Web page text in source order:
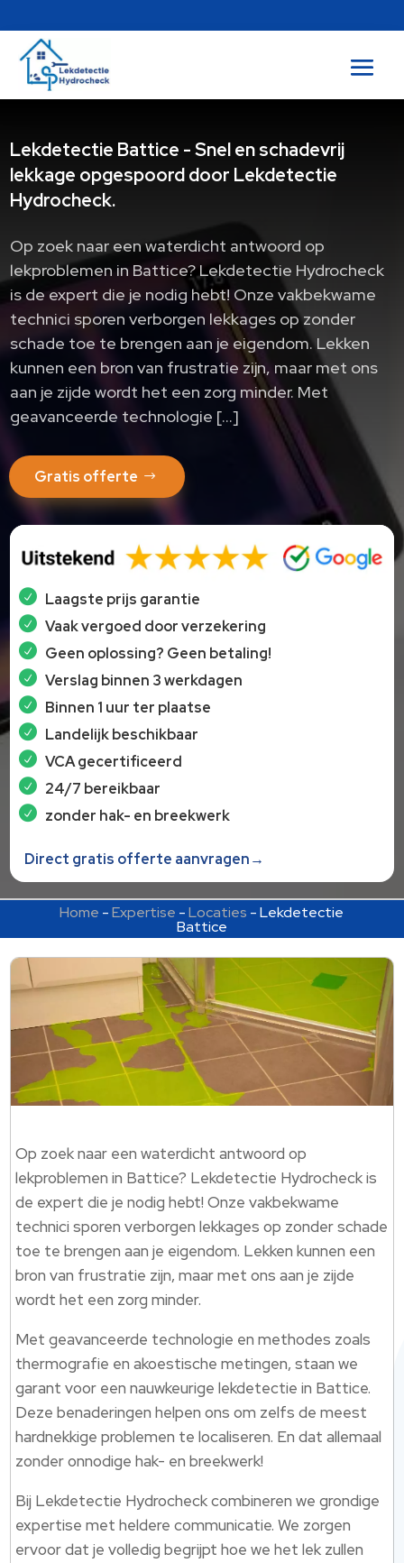
Lekdetectie Battice - Snel en schadevrij
lekkage opgespoord door Lekdetectie
Hydrocheck.
Op zoek naar een waterdicht antwoord op
lekproblemen in Battice? Lekdetectie Hydrocheck
is de expert die je nodig hebt! Onze vakbekwame
technici sporen verborgen lekkages op zonder
schade toe te brengen aan je eigendom. Lekken
kunnen een bron van frustratie zijn, maar met ons
aan je zijde wordt het een zorg minder. Met
geavanceerde technologie […]
Gratis offerte
Laagste prijs garantie
Vaak vergoed door verzekering
Geen oplossing? Geen betaling!
Verslag binnen 3 werkdagen
Binnen 1 uur ter plaatse
Landelijk beschikbaar
VCA gecertificeerd
24/7 bereikbaar
zonder hak- en breekwerk
Direct gratis offerte aanvragen→
Home -Expertise -Locaties -Lekdetectie
Battice
Op zoek naar een waterdicht antwoord op
lekproblemen in Battice? Lekdetectie Hydrocheck is
de expert die je nodig hebt! Onze vakbekwame
technici sporen verborgen lekkages op zonder schade
toe te brengen aan je eigendom. Lekken kunnen een
bron van frustratie zijn, maar met ons aan je zijde
wordt het een zorg minder.
Met geavanceerde technologie en methodes zoals
thermografie en akoestische metingen, staan we
garant voor een nauwkeurige lekdetectie in Battice.
Deze benaderingen helpen ons om zelfs de meest
hardnekkige problemen te localiseren. En dat allemaal
zonder onnodige hak- en breekwerk!
Bij Lekdetectie Hydrocheck combineren we grondige
expertise met heldere communicatie. We zorgen
ervoor dat je volledig begrijpt hoe we het lek zullen